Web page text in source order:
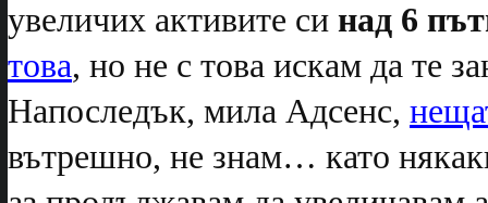
увеличих активите си над 6
това, но не с това искам да те
Напоследък, мила Адсенс,
вътрешно, не знам… като